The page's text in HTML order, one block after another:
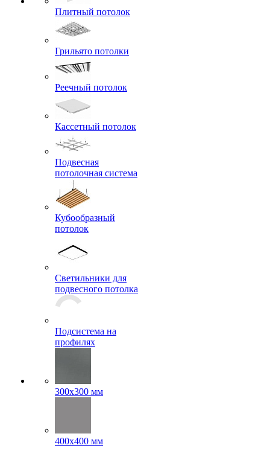
Акустический
гипсокартон
Плитный потолок
Грильято потолки
Реечный потолок
Кассетный потолок
Подвесная
потолочная система
Кубообразный
подвесного потолка
профилях
300x300 мм